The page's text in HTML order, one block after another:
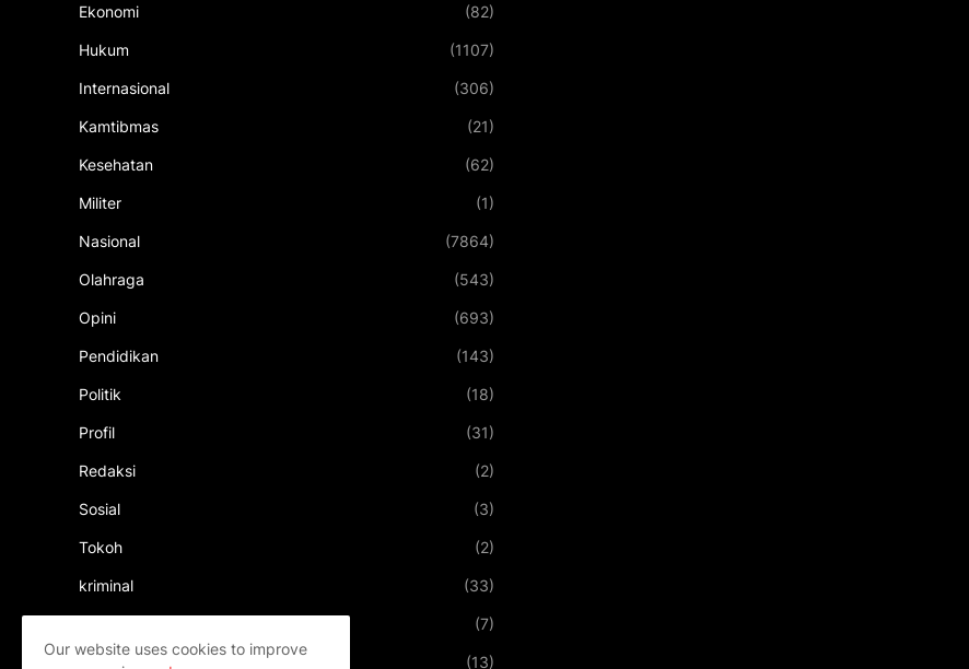
Ekonomi (82)
Hukum (1107)
Internasional (306)
Kamtibmas (21)
Kesehatan (62)
Militer (1)
Nasional (7864)
Olahraga (543)
Opini (693)
Pendidikan (143)
Politik (18)
Profil (31)
Redaksi (2)
Sosial (3)
Tokoh (2)
kriminal (33)
(7)
pariwisata (13)
Our website uses cookies to improve